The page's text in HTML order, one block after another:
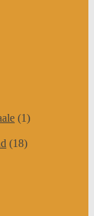
(1)
(18)